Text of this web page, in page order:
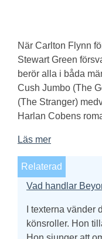
När Carlton Flynn
Stewart Green
berör alla i båda
Cush Jumbo (The
(The Stranger)
Harlan Cobens
Läs mer
Relaterad
Vad handlar
I texterna
könsroller. Hon